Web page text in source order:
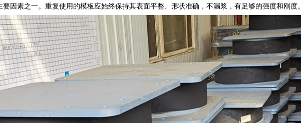
因素之一。重复使用的模板应始终保持其表面平整、形状准确，不漏浆，有足够的强度和刚度。